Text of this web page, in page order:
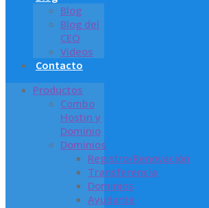
Blog
Blog del
CEO
Videos
Contacto
Productos
Combo
Hostin y
Dominio
Dominios
Registro/Renovación
Transferencia
Dominios
Ayudante